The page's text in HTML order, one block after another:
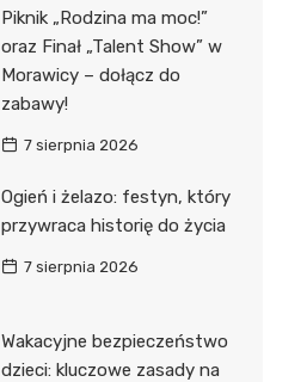
Piknik „Rodzina ma moc!”
oraz Finał „Talent Show” w
Morawicy – dołącz do
zabawy!
7 sierpnia 2026
Ogień i żelazo: festyn, który
przywraca historię do życia
7 sierpnia 2026
Wakacyjne bezpieczeństwo
dzieci: kluczowe zasady na